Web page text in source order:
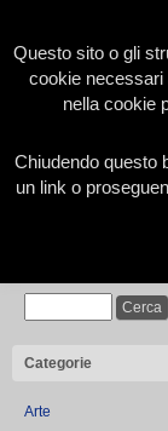
Home
Categorie
Arte
Questo sito o gli
cookie necessari
nella cookie
Chiudendo questo
un link o